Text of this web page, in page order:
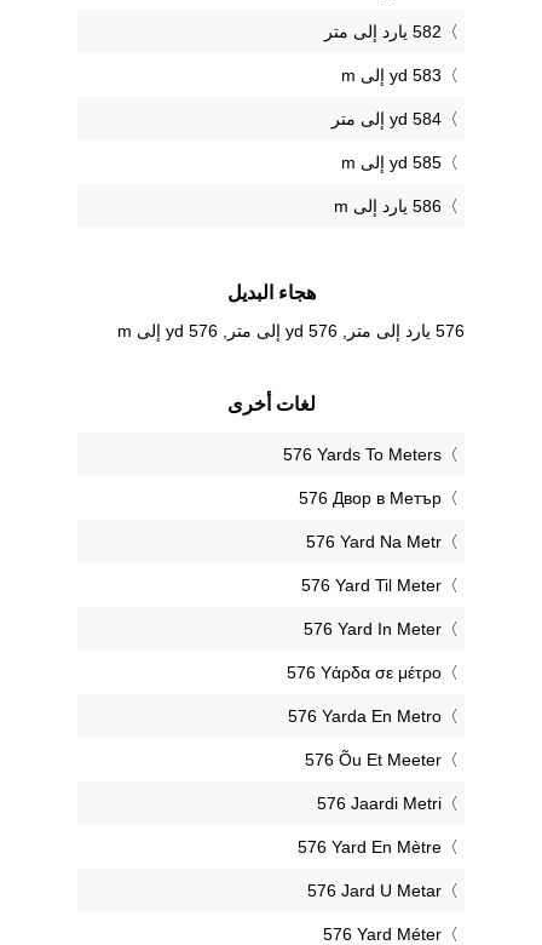
582 يارد إلى متر
583 yd إلى m
584 yd إلى متر
585 yd إلى m
586 يارد إلى m
هجاء البديل
576 يارد إلى متر, 576 yd إلى متر, 576 yd إلى m
لغات أخرى
‎576 Yards To Meters
‎576 Двор в Метър
‎576 Yard Na Metr
‎576 Yard Til Meter
‎576 Yard In Meter
‎576 Υάρδα σε μέτρο
‎576 Yarda En Metro
‎576 Õu Et Meeter
‎576 Jaardi Metri
‎576 Yard En Mètre
‎576 Jard U Metar
‎576 Yard Méter